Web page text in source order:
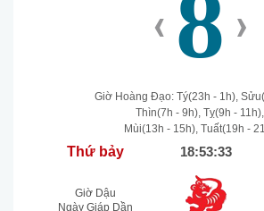
‹ 8 ›
Giờ Hoàng Đạo: Tý(23h - 1h),
Thìn(7h - 9h), Tỵ(9h - 11h),
Mùi(13h - 15h), Tuất(19h -
Thứ bảy 18:53:34
Giờ Dậu
Ngày Giáp Dần